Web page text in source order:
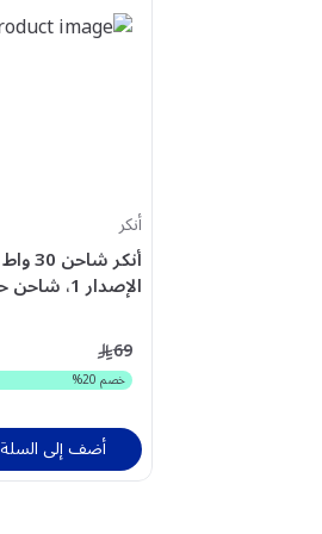
أنكر
A2698K21
69
خصم20
%
أضف إلى السلة